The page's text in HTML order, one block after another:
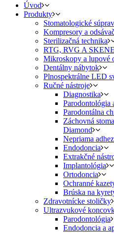
Úvod
Produkty
Stomatologické
Kompresory a
Sterilizačná technika
RTG, RVG A
Mikroskopy a lupové
Dentálny nábytok
Plnospektrálne LED
Ručné nástroje
Diagnostika
Parodontológia
Parodontálna
Záchovná
Diamond
Nepriama
Endodoncia
Extrakčné
Implantológia
Ortodoncia
Ochranné
Brúska na
Zdravotnícke stoličky
Ultrazvukové
Parodontológia
Endodoncia a